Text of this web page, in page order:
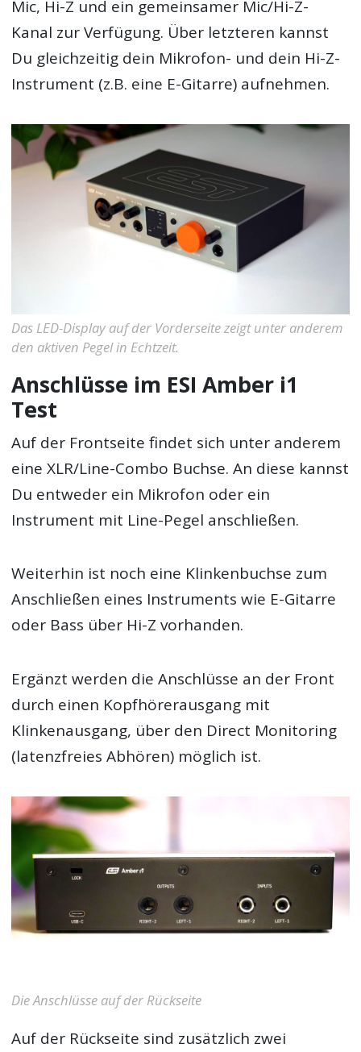
Mic, Hi-Z und ein gemeinsamer Mic/Hi-Z-
Kanal zur Verfügung. Über letzteren kannst
Du gleichzeitig dein Mikrofon- und dein Hi-Z-
Instrument (z.B. eine E-Gitarre) aufnehmen.
Das LED-Display auf der Vorderseite zeigt unter anderem
den aktiven Pegel in Echtzeit.
Anschlüsse im ESI Amber i1
Test
Auf der Frontseite findet sich unter anderem
eine XLR/Line-Combo Buchse. An diese kannst
Du entweder ein Mikrofon oder ein
Instrument mit Line-Pegel anschließen.
Weiterhin ist noch eine Klinkenbuchse zum
Anschließen eines Instruments wie E-Gitarre
oder Bass über Hi-Z vorhanden.
Ergänzt werden die Anschlüsse an der Front
durch einen Kopfhörerausgang mit
Klinkenausgang, über den Direct Monitoring
(latenzfreies Abhören) möglich ist.
Die Anschlüsse auf der Rückseite
Auf der Rückseite sind zusätzlich zwei